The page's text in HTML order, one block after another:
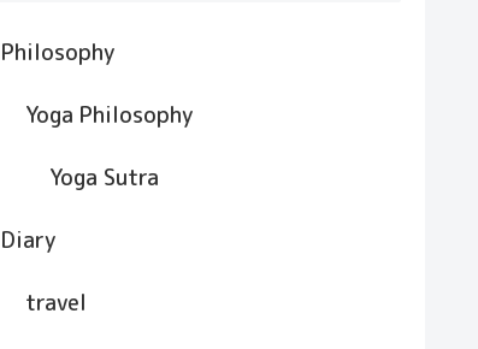
Philosophy
Yoga Philosophy
Yoga Sutra
Diary
travel